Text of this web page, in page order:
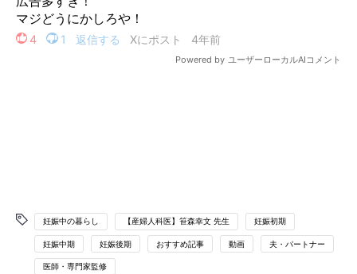
妊娠中の暮らし 【産婦人科医】笹森幸文 先生 妊娠初期
妊娠中期 妊娠後期 おすすめ記事 動画 夫・パートナー
医師・専門家監修